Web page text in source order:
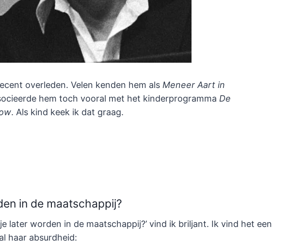
overleden. Velen kenden hem als Meneer Aart in
hem toch vooral met het kinderprogramma De
. Als kind keek ik dat graag.
in de maatschappij?
later worden in de maatschappij?’ vind ik briljant. Ik vind het een
haar absurdheid: